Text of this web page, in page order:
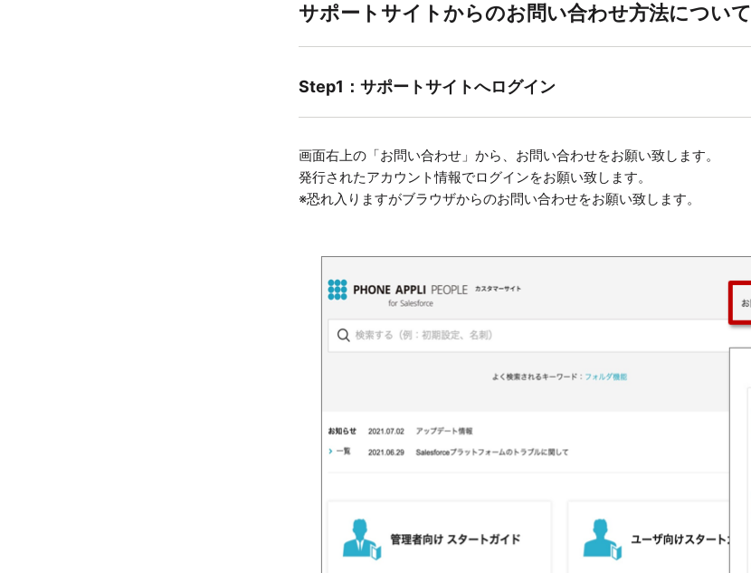
サポートサイトからのお問い合わせ方法について
Step1：サポートサイトへログイン
画面右上の「お問い合わせ」から、お問い合わせをお願い致します。
発行されたアカウント情報でログインをお願い致します。
※恐れ入りますがブラウザからのお問い合わせをお願い致します。